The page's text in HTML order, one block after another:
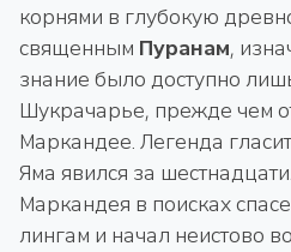
корнями в глубокую
священным Пуранам,
знание было доступно
Шукрачарье, прежде чем
Маркандее. Легенда
Яма явился за
Маркандея в поисках
лингам и начал неистово